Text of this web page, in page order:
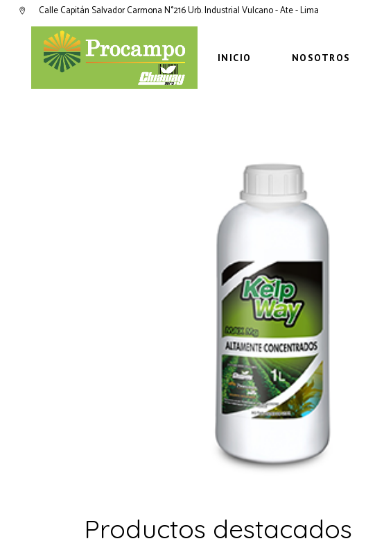
Calle Capitán Salvador Carmona N°216 Urb. Industrial Vulcano - Ate - Lima
INICIO NOSOTROS
Productos destacados